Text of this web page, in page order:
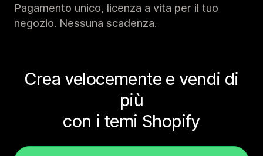
Pagamento unico, licenza a vita per il tuo
negozio. Nessuna scadenza.
Crea velocemente e vendi di
più
con i temi Shopify